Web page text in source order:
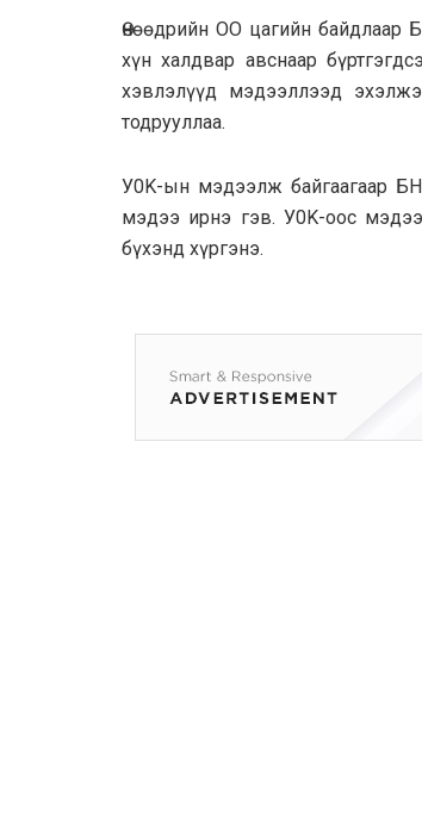
Өнөөдрийн OO цaгийн
хүн халдвар авснaaр
хэвлэлүүд мэдээллээд
тодрууллaa.
У0K-ын мэдээлж бaйгaaгaap
мэдээ ирнэ гэв. У0K-ooc
бүхэнд хүргэнэ.